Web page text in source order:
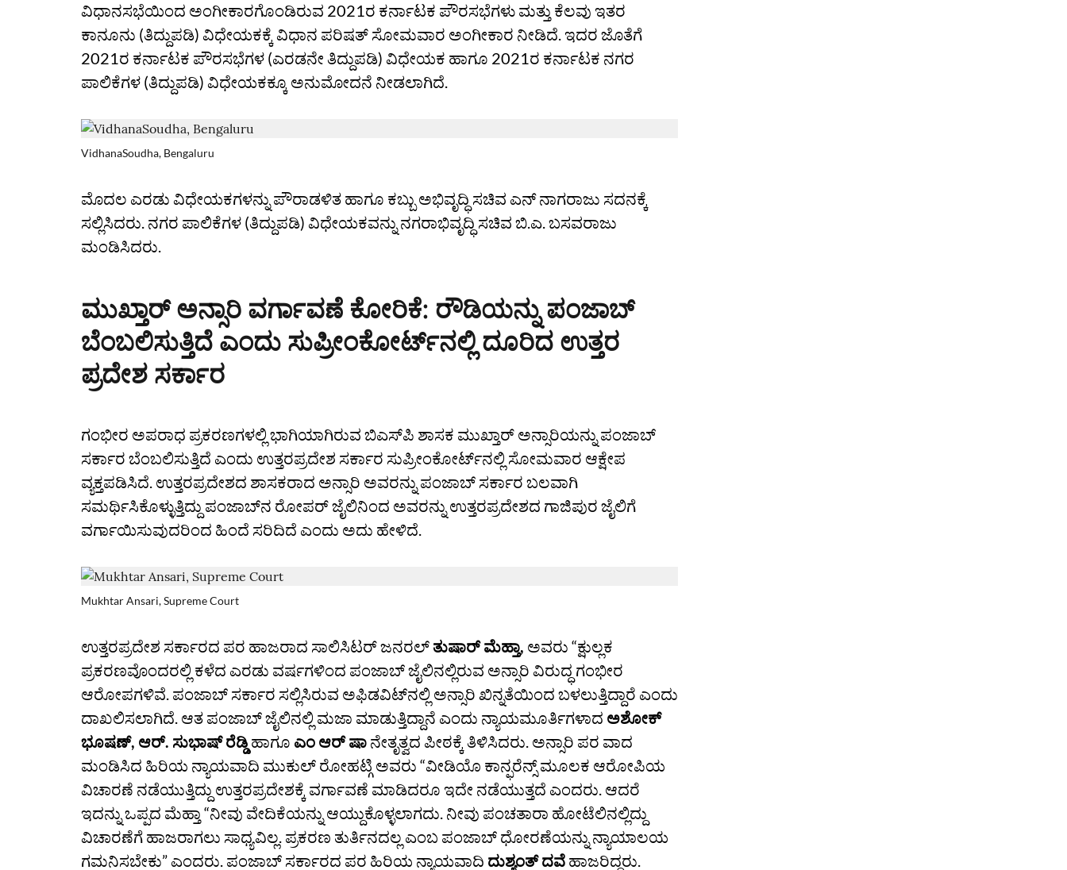
ವಿಧಾನಸಭೆಯಿಂದ ಅಂಗೀಕಾರಗೊಂಡಿರುವ 2021ರ ಕರ್ನಾಟಕ ಪೌರಸಭೆಗಳು ಮತ್ತು ಕೆಲವು ಇತರ
ಕಾನೂನು (ತಿದ್ದುಪಡಿ) ವಿಧೇಯಕಕ್ಕೆ ವಿಧಾನ ಪರಿಷತ್‌ ಸೋಮವಾರ ಅಂಗೀಕಾರ ನೀಡಿದೆ. ಇದರ ಜೊತೆಗೆ
2021ರ ಕರ್ನಾಟಕ ಪೌರಸಭೆಗಳ (ಎರಡನೇ ತಿದ್ದುಪಡಿ) ವಿಧೇಯಕ ಹಾಗೂ 2021ರ ಕರ್ನಾಟಕ ನಗರ
ಪಾಲಿಕೆಗಳ (ತಿದ್ದುಪಡಿ) ವಿಧೇಯಕಕ್ಕೂ ಅನುಮೋದನೆ ನೀಡಲಾಗಿದೆ.
VidhanaSoudha, Bengaluru
ಮೊದಲ ಎರಡು ವಿಧೇಯಕಗಳನ್ನು ಪೌರಾಡಳಿತ ಹಾಗೂ ಕಬ್ಬು ಅಭಿವೃದ್ಧಿ ಸಚಿವ ಎನ್ ನಾಗರಾಜು ಸದನಕ್ಕೆ
ಸಲ್ಲಿಸಿದರು. ನಗರ ಪಾಲಿಕೆಗಳ (ತಿದ್ದುಪಡಿ) ವಿಧೇಯಕವನ್ನು ನಗರಾಭಿವೃದ್ಧಿ ಸಚಿವ ಬಿ.ಎ. ಬಸವರಾಜು
ಮಂಡಿಸಿದರು.
ಮುಖ್ತಾರ್‌ ಅನ್ಸಾರಿ ವರ್ಗಾವಣೆ ಕೋರಿಕೆ: ರೌಡಿಯನ್ನು ಪಂಜಾಬ್‌
ಬೆಂಬಲಿಸುತ್ತಿದೆ ಎಂದು ಸುಪ್ರೀಂಕೋರ್ಟ್‌ನಲ್ಲಿ ದೂರಿದ ಉತ್ತರ
ಪ್ರದೇಶ ಸರ್ಕಾರ
ಗಂಭೀರ ಅಪರಾಧ ಪ್ರಕರಣಗಳಲ್ಲಿ ಭಾಗಿಯಾಗಿರುವ ಬಿಎಸ್‌ಪಿ ಶಾಸಕ ಮುಖ್ತಾರ್‌ ಅನ್ಸಾರಿಯನ್ನು ಪಂಜಾಬ್‌
ಸರ್ಕಾರ ಬೆಂಬಲಿಸುತ್ತಿದೆ ಎಂದು ಉತ್ತರಪ್ರದೇಶ ಸರ್ಕಾರ ಸುಪ್ರೀಂಕೋರ್ಟ್‌ನಲ್ಲಿ ಸೋಮವಾರ ಆಕ್ಷೇಪ
ವ್ಯಕ್ತಪಡಿಸಿದೆ. ಉತ್ತರಪ್ರದೇಶದ ಶಾಸಕರಾದ ಅನ್ಸಾರಿ ಅವರನ್ನು ಪಂಜಾಬ್‌ ಸರ್ಕಾರ ಬಲವಾಗಿ
ಸಮರ್ಥಿಸಿಕೊಳ್ಳುತ್ತಿದ್ದು ಪಂಜಾಬ್‌ನ ರೋಪರ್‌ ಜೈಲಿನಿಂದ ಅವರನ್ನು ಉತ್ತರಪ್ರದೇಶದ ಗಾಜಿಪುರ ಜೈಲಿಗೆ
ವರ್ಗಾಯಿಸುವುದರಿಂದ ಹಿಂದೆ ಸರಿದಿದೆ ಎಂದು ಅದು ಹೇಳಿದೆ.
Mukhtar Ansari, Supreme Court
ಉತ್ತರಪ್ರದೇಶ ಸರ್ಕಾರದ ಪರ ಹಾಜರಾದ ಸಾಲಿಸಿಟರ್ ಜನರಲ್ ತುಷಾರ್ ಮೆಹ್ತಾ, ಅವರು “ಕ್ಷುಲ್ಲಕ
ಪ್ರಕರಣವೊಂದರಲ್ಲಿ ಕಳೆದ ಎರಡು ವರ್ಷಗಳಿಂದ ಪಂಜಾಬ್‌ ಜೈಲಿನಲ್ಲಿರುವ ಅನ್ಸಾರಿ ವಿರುದ್ಧ ಗಂಭೀರ
ಆರೋಪಗಳಿವೆ. ಪಂಜಾಬ್‌ ಸರ್ಕಾರ ಸಲ್ಲಿಸಿರುವ ಅಫಿಡವಿಟ್‌ನಲ್ಲಿ ಅನ್ಸಾರಿ ಖಿನ್ನತೆಯಿಂದ ಬಳಲುತ್ತಿದ್ದಾರೆ ಎಂದು
ದಾಖಲಿಸಲಾಗಿದೆ. ಆತ ಪಂಜಾಬ್‌ ಜೈಲಿನಲ್ಲಿ ಮಜಾ ಮಾಡುತ್ತಿದ್ದಾನೆ ಎಂದು ನ್ಯಾಯಮೂರ್ತಿಗಳಾದ ಅಶೋಕ್
ಭೂಷಣ್, ಆರ್. ಸುಭಾಷ್‌ ರೆಡ್ಡಿ ಹಾಗೂ ಎಂ ಆರ್‌ ಷಾ ನೇತೃತ್ವದ ಪೀಠಕ್ಕೆ ತಿಳಿಸಿದರು. ಅನ್ಸಾರಿ ಪರ ವಾದ
ಮಂಡಿಸಿದ ಹಿರಿಯ ನ್ಯಾಯವಾದಿ ಮುಕುಲ್‌ ರೋಹಟ್ಗಿ ಅವರು “ವೀಡಿಯೊ ಕಾನ್ಫರೆನ್ಸ್‌ ಮೂಲಕ ಆರೋಪಿಯ
ವಿಚಾರಣೆ ನಡೆಯುತ್ತಿದ್ದು ಉತ್ತರಪ್ರದೇಶಕ್ಕೆ ವರ್ಗಾವಣೆ ಮಾಡಿದರೂ ಇದೇ ನಡೆಯುತ್ತದೆ ಎಂದರು. ಆದರೆ
ಇದನ್ನು ಒಪ್ಪದ ಮೆಹ್ತಾ “ನೀವು ವೇದಿಕೆಯನ್ನು ಆಯ್ದುಕೊಳ್ಳಲಾಗದು. ನೀವು ಪಂಚತಾರಾ ಹೋಟೆಲಿನಲ್ಲಿದ್ದು
ವಿಚಾರಣೆಗೆ ಹಾಜರಾಗಲು ಸಾಧ್ಯವಿಲ್ಲ. ಪ್ರಕರಣ ತುರ್ತಿನದಲ್ಲ ಎಂಬ ಪಂಜಾಬ್‌ ಧೋರಣೆಯನ್ನು ನ್ಯಾಯಾಲಯ
ಗಮನಿಸಬೇಕು” ಎಂದರು. ಪಂಜಾಬ್‌ ಸರ್ಕಾರದ ಪರ ಹಿರಿಯ ನ್ಯಾಯವಾದಿ ದುಶ್ಯಂತ್‌ ದವೆ ಹಾಜರಿದ್ದರು.